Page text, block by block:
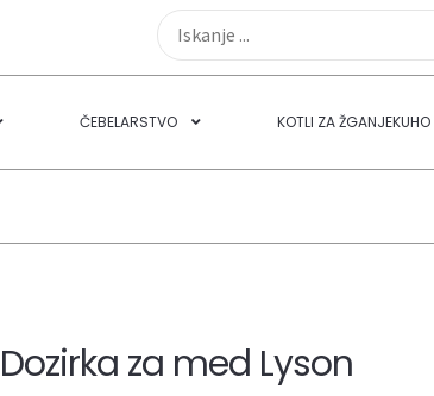
ČEBELARSTVO KOTLI ZA ŽGANJEKUHO
Dozirka za med Lyson